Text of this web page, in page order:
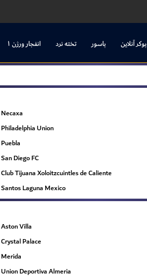
پوکر آنلاین پاسور تخته نرد انفجار ورژن ۱
Necaxa
Philadelphia Union
Puebla
San Diego FC
Club Tijuana Xoloitzcuintles de Caliente
Santos Laguna Mexico
Aston Villa
Crystal Palace
Merida
Union Deportiva Almeria